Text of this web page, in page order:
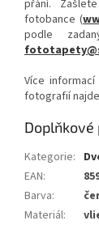
přání.
fotobance (
podle
Více
fotografií
Kategorie:
EAN:
Barva:
Materiál: